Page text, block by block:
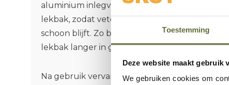
Toestemming
Deze website maakt gebruik
We gebruiken cookies om
aluminium inlegvellen vangen deze druppels
lekbak, zodat vetophoping wordt voorkomen
schoon blijft. Zo bespaar je tijd bij het
lekbak langer in goede conditie.
Na gebruik vervang je het inlegvel eenvoudig